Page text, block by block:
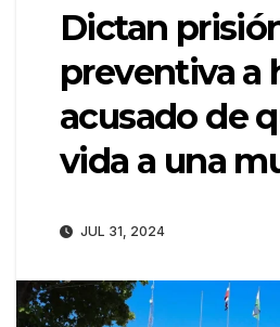
Dictan
preventiva a
acusado de
vida a una
JUL 31, 2024